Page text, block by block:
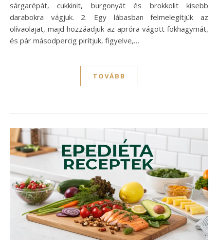
sárgarépát, cukkinit, burgonyát és brokkolit kisebb
darabokra vágjuk. 2. Egy lábasban felmelegítjük az
olívaolajat, majd hozzáadjuk az apróra vágott fokhagymát,
és pár másodpercig pirítjuk, figyelve,…
TOVÁBB